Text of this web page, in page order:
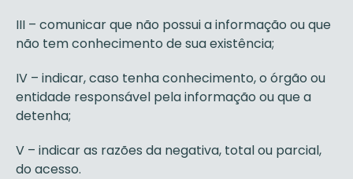
III – comunicar que não possui a informação ou que
não tem conhecimento de sua existência;
IV – indicar, caso tenha conhecimento, o órgão ou
entidade responsável pela informação ou que a
detenha;
V – indicar as razões da negativa, total ou parcial,
do acesso.